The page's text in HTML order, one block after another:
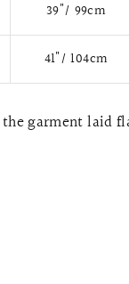
39"/ 99cm
41"/ 104cm
garment laid